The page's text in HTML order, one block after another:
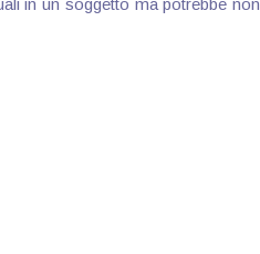
in un soggetto ma potrebbe non